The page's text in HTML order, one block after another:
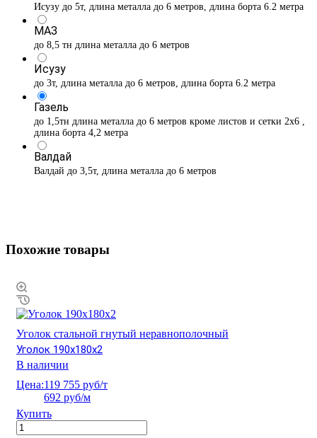
Исузу до 5т, длина металла до 6 метров, длина борта 6.2 метра
МАЗ
до 8,5 тн длина металла до 6 метров
Исузу
до 3т, длина металла до 6 метров, длина борта 6.2 метра
Газель
до 1,5тн длина металла до 6 метров кроме листов и сетки 2х6 ,
длина борта 4,2 метра
Валдай
Валдай до 3,5т, длина металла до 6 метров
Похожие товары
Уголок стальной гнутый неравнополочный
Уголок 190х180х2
В наличии
Цена:119 755 руб/т
692 руб/м
Купить